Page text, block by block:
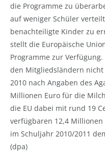
die Programme zu
auf weniger Schüler
benachteiligte Kinder zu
stellt die Europäische
Programme zur
den Mitgliedsländern
2010 nach Angaben des
Millionen Euro für die
die EU dabei mit rund 19
verfügbaren 12,4
im Schuljahr 2010/2011
(dpa)